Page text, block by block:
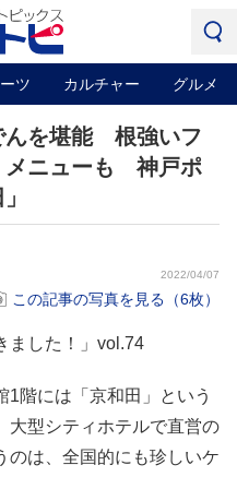
ツ カルチャー グルメ
んを堪能 根強いフ
メニューも 神戸ポ
2022/04/07
この記事の写真を見る（6枚）
ました！」vol.74
階には「京和田」という
大型シティホテルで直営の
のは、全国的にも珍しいケ